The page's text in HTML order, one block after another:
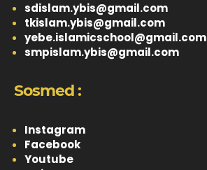
sdislam.ybis@gmail.com
tkislam.ybis@gmail.com
yebe.islamicschool@gmail.com
smpislam.ybis@gmail.com
Sosmed :
Instagram
Facebook
Youtube